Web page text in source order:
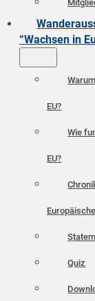
“Wachsen in
EU?
Wie
EU?
Quiz